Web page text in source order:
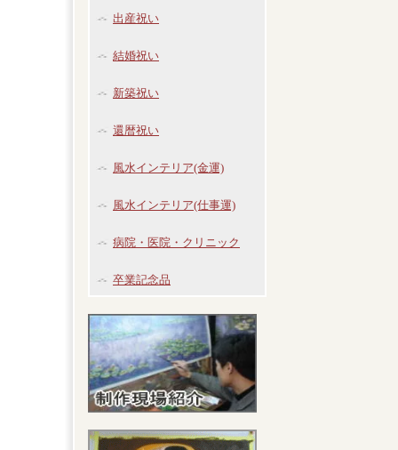
出産祝い
結婚祝い
新築祝い
還暦祝い
風水インテリア(金運)
風水インテリア(仕事運)
病院・医院・クリニック
卒業記念品